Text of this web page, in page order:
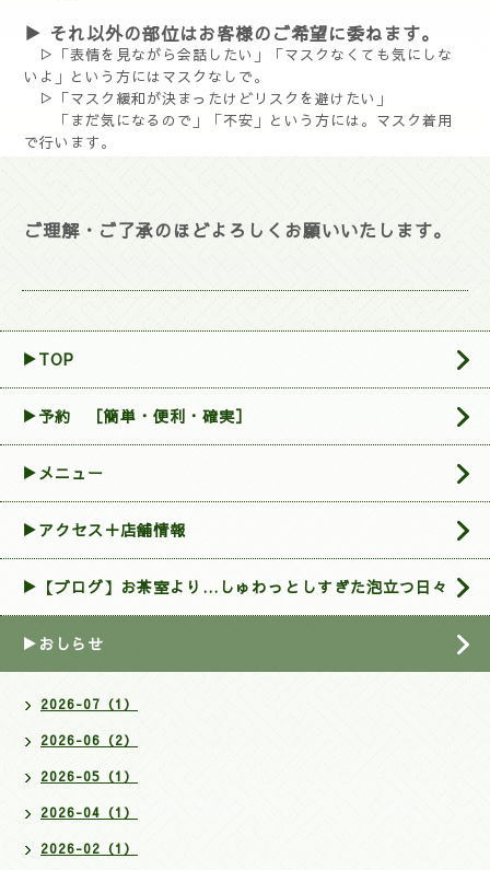
▶ それ以外の部位はお客様のご希望に委ねます。
▷「表情を見ながら会話したい」「マスクなくても気にしな
いよ」という方にはマスクなしで。
▷「マスク緩和が決まったけどリスクを避けたい」
「まだ気になるので」「不安」という方には。マスク着用
で行います。
ご理解・ご了承のほどよろしくお願いいたします。
▶TOP
▶︎予約 ［簡単・便利・確実］
▶メニュー
▶アクセス＋店舗情報
▶【ブログ】お茶室より…しゅわっとしすぎた泡立つ日々
▶おしらせ
2026-07（1）
2026-06（2）
2026-05（1）
2026-04（1）
2026-02（1）